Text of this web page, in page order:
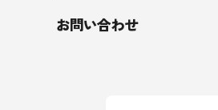
お問い合わせ